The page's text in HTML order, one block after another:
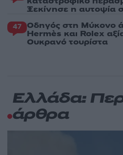
Ξεκίνησε η αυτοψία
47 Οδηγός στη Μύκονο
Hermès και Rolex
Ουκρανό τουρίστα
Ελλάδα:
άρθρα